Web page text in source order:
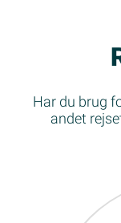
Har du brug
andet